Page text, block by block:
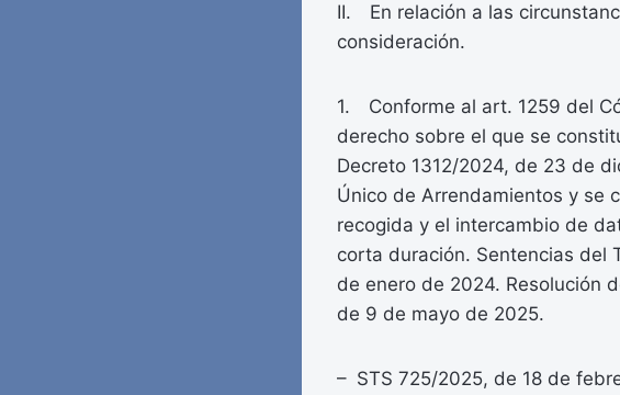
II. En relación a las
consideración.
1. Conforme al art. 1259 del
derecho sobre el que se
Decreto 1312/2024, de 23 de
Único de Arrendamientos y se
recogida y el intercambio de
corta duración. Sentencias del
de enero de 2024. Resolución
de 9 de mayo de 2025.
– STS 725/2025, de 18 de